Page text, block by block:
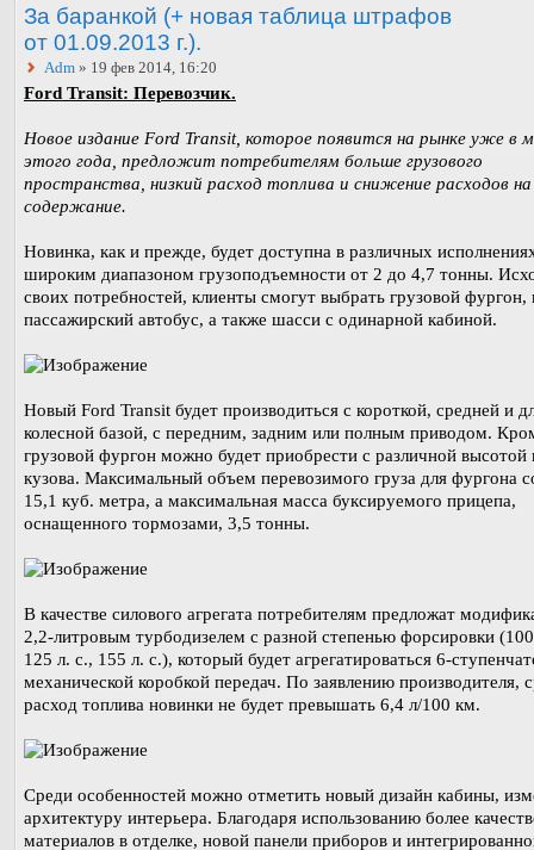
За баранкой (+ новая таблица штрафов
от 01.09.2013 г.).
Adm » 19 фев 2014, 16:20
Ford Transit: Перевозчик.
Новое издание Ford Transit, которое появится на рынке уже в
этого года, предложит потребителям больше грузового
пространства, низкий расход топлива и снижение расходов на
содержание.
Новинка, как и прежде, будет доступна в различных
широким диапазоном грузоподъемности от 2 до 4,7 тонны.
своих потребностей, клиенты смогут выбрать грузовой фургон,
пассажирский автобус, а также шасси с одинарной кабиной.
Новый Ford Transit будет производиться с короткой, средней и
колесной базой, с передним, задним или полным приводом.
грузовой фургон можно будет приобрести с различной
кузова. Максимальный объем перевозимого груза для фургона
15,1 куб. метра, а максимальная масса буксируемого прицепа,
оснащенного тормозами, 3,5 тонны.
В качестве силового агрегата потребителям предложат
2,2-литровым турбодизелем с разной степенью форсировки
125 л. с., 155 л. с.), который будет агрегатироваться 6-
механической коробкой передач. По заявлению производителя,
расход топлива новинки не будет превышать 6,4 л/100 км.
Среди особенностей можно отметить новый дизайн кабины,
архитектуру интерьера. Благодаря использованию более
материалов в отделке, новой панели приборов и